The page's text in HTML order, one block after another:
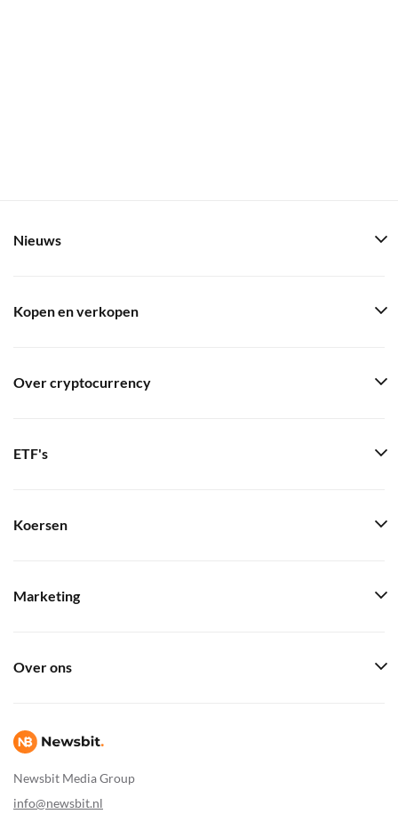
Newsbit Media Group
info@newsbit.nl
Nieuws
Kopen en verkopen
Over cryptocurrency
ETF's
Koersen
Marketing
Over ons